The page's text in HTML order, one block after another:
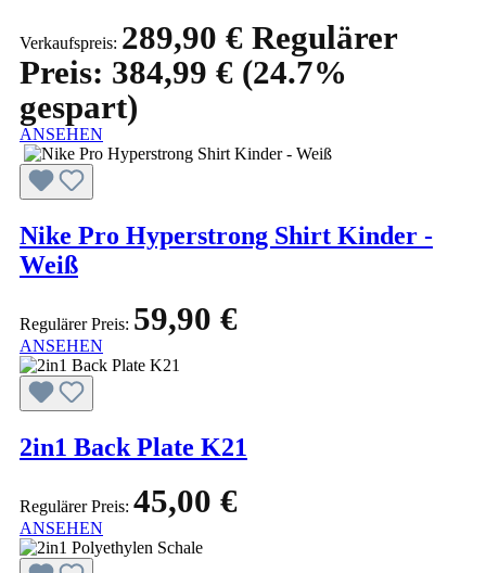
Verkaufspreis: 289,90 € Regulärer
Preis: 384,99 € (24.7%
gespart)
ANSEHEN
Nike Pro Hyperstrong Shirt Kinder -
Weiß
Regulärer Preis: 59,90 €
ANSEHEN
2in1 Back Plate K21
Regulärer Preis: 45,00 €
ANSEHEN